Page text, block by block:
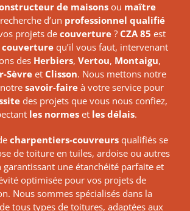
de maisonsou maître
d’un professionnel qualifié
projets de couverture? CZA 85 est
couverturequ’il vous faut, intervenant
des Herbiers, Vertou, Montaigu,
Sèvreet Clisson. Nous mettons notre
savoir-faire à votre service pour
des projets que vous nous confiez,
les normes et les délais.
charpentiers-couvreursqualifiés se
de toiture en tuiles, ardoise ou autres
garantissant une étanchéité parfaite et
optimisée pour vos projets de
Nous sommes spécialisés dans la
tous types de toitures, adaptées aux